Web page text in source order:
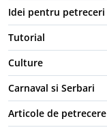
Idei pentru petreceri
Tutorial
Culture
Carnaval si Serbari
Articole de petrecere